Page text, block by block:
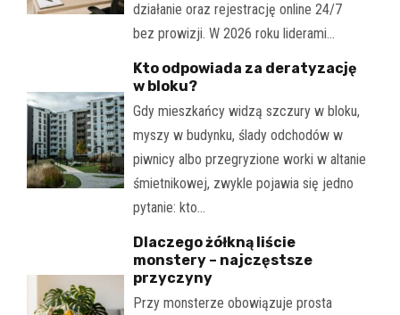
działanie oraz rejestrację online 24/7
bez prowizji. W 2026 roku liderami…
Kto odpowiada za deratyzację
w bloku?
Gdy mieszkańcy widzą szczury w bloku,
myszy w budynku, ślady odchodów w
piwnicy albo przegryzione worki w altanie
śmietnikowej, zwykle pojawia się jedno
pytanie: kto…
Dlaczego żółkną liście
monstery – najczęstsze
przyczyny
Przy monsterze obowiązuje prosta